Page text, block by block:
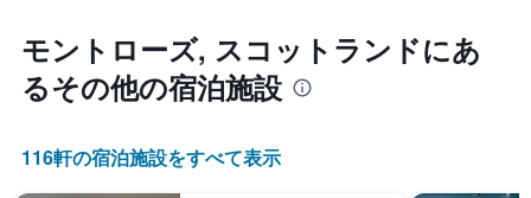
の
室
均
い
ま
す
モントローズ, スコットランド​にあ
るその他の宿泊施設
116​軒の宿泊施設をすべて表示